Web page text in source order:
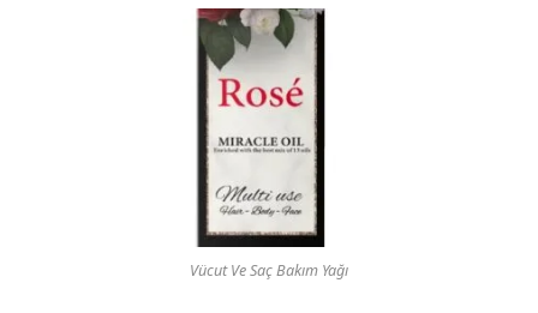
Vücut Ve Saç Bakım Yağı